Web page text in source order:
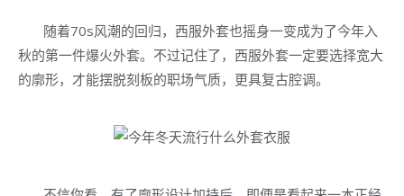
随着70s风潮的回归，西服外套也摇身一变成为了今年入
秋的第一件爆火外套。不过记住了，西服外套一定要选择宽大
的廓形，才能摆脱刻板的职场气质，更具复古腔调。